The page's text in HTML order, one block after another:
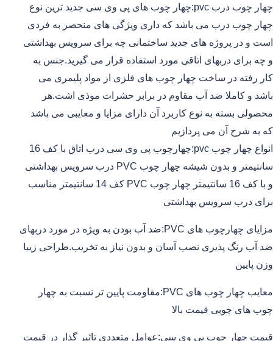
چهار چوب درب pvc:چهار چوب های پی وی سی جدید ترین نوع
چهار چوب درب می باشد که داری ویژگی های منحصر به فردی
است و در پروژه های جدید ساختمانی چه برای سرویس بهداشتی
و چه برای دربهای اتاقی مورد استفاده قرار می گیرید.جنس به
کار رفته در ساخت چهار چوب های فلزی از مواد پلیمری می
باشد و کاملا ضد آب مقاوم در برابر حشرات موذی اشت.هر
محصولی بسته به نوع کاربرد آن دارای مزایا و معایبی می باشد
که به شرح آن می پردازیم
انواع چهار چوب pvc:چهارچوب پی وی سی درب اتاق با کف 16
سانتیمتر و بدون شیشه چهار چوب PVC درب سرویس بهداشتی
و با کف 16 سانتیمتر چهار چوب PVC کف 14 سانتیمتر مناسب
برای درب سرویس بهداشتی
مزایای چهارچوب های PVC:ضد آب بودن به ویژه در مورد دربهای
ضد آب رنگ پذیری نصب آسان و بدون نیاز به تخریب.طراحی زیبا
وزن پایین
معایب چهار چوب های PVC:مقاومت پایین تر نسبت به چهار
چوب های چوبی قیمت بالا
قیمت چهار چوب پی وی سی:عوامل متعددی تاثیر گذار در قیمت